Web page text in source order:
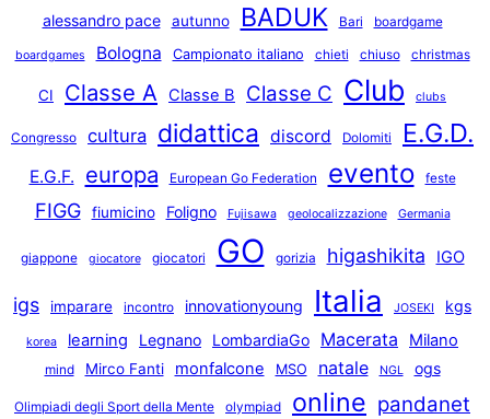
alessandro pace autunno BADUK Bari boardgame
boardgames Bologna Campionato italiano chieti chiuso christmas
CI Classe A Classe B Classe C Club clubs
Congresso cultura didattica discord Dolomiti E.G.D.
E.G.F. europa European Go Federation evento feste
FIGG fiumicino Foligno Fujisawa geolocalizzazione Germania
giappone giocatore giocatori GO gorizia higashikita IGO
igs imparare incontro innovationyoung Italia JOSEKI kgs
korea learning Legnano LombardiaGo Macerata Milano
mind Mirco Fanti monfalcone MSO natale NGL ogs
Olimpiadi degli Sport della Mente olympiad online pandanet